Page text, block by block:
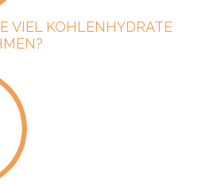
VIEL KOHLENHYDRATE